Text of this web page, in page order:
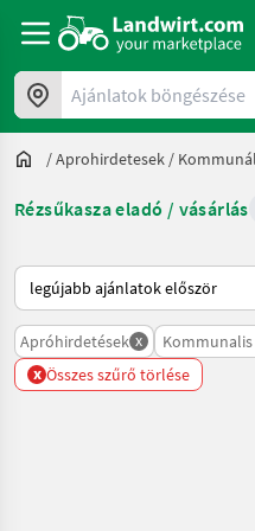
Ajánlatok böngészése
/Aprohirdetesek /
Rézsűkasza eladó / vásárlás
Így van sorba rendezve a
Apróhirdetések x Kommunalis
x Összes szűrő törlése